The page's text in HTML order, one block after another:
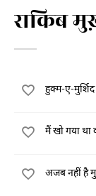
राकिब
हुक्म-ए-
मैं खो गया
अजब नहीं है